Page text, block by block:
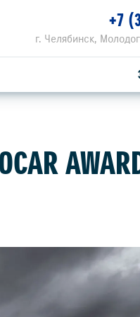
г. Челябинск,
+7
ПРИВИЛЕГИЯ 3+